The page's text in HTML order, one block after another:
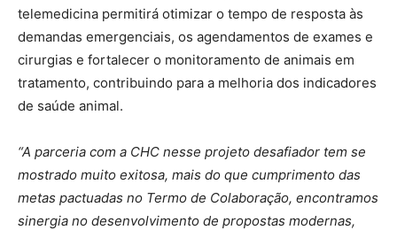
telemedicina permitirá otimizar o tempo de resposta às
demandas emergenciais, os agendamentos de exames e
cirurgias e fortalecer o monitoramento de animais em
tratamento, contribuindo para a melhoria dos indicadores
de saúde animal.
“A parceria com a CHC nesse projeto desafiador tem se
mostrado muito exitosa, mais do que cumprimento das
metas pactuadas no Termo de Colaboração, encontramos
sinergia no desenvolvimento de propostas modernas,